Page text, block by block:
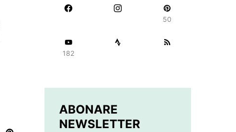
50
182
ABONARE
NEWSLETTER